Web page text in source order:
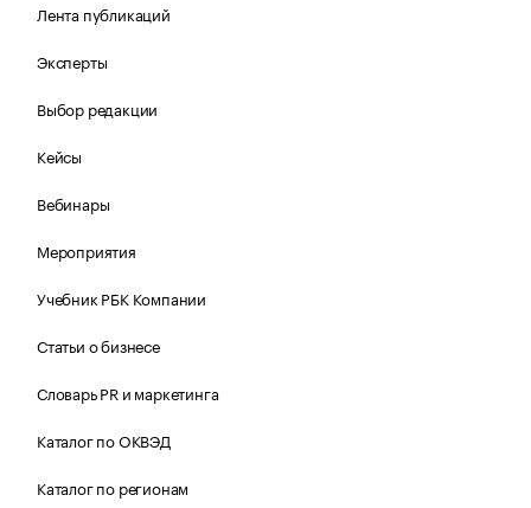
Лента публикаций
Эксперты
Выбор редакции
Кейсы
Вебинары
Мероприятия
Учебник РБК Компании
Статьи о бизнесе
Словарь PR и маркетинга
Каталог по ОКВЭД
Каталог по регионам